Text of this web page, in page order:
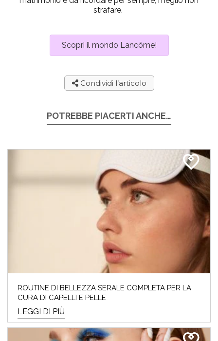
strafare.
Scopri il mondo Lancôme!
Condividi l’articolo
POTREBBE PIACERTI ANCHE…
ROUTINE DI BELLEZZA SERALE COMPLETA PER LA
CURA DI CAPELLI E PELLE
LEGGI DI PIÙ